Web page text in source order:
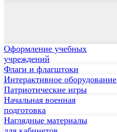
Оформление учебных
учреждений
Флаги и флагштоки
Интерактивное оборудование
Патриотические игры
Начальная военная
подготовка
Наглядные материалы